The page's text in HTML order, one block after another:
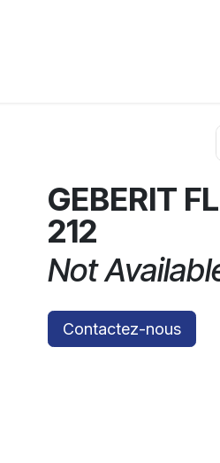
GEBERIT
212
Not
Contactez-nous